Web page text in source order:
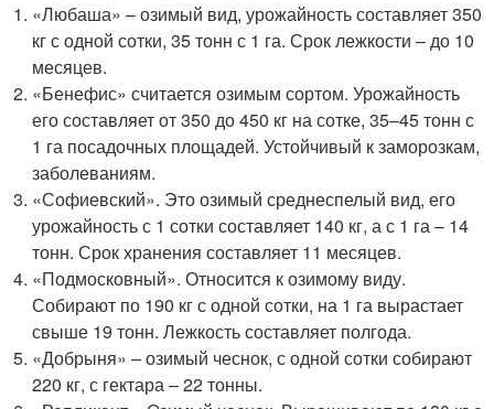
«Любаша» – озимый вид, урожайность составляет 350
кг с одной сотки, 35 тонн с 1 га. Срок лежкости – до 10
месяцев.
«Бенефис» считается озимым сортом. Урожайность
его составляет от 350 до 450 кг на сотке, 35–45 тонн с
1 га посадочных площадей. Устойчивый к заморозкам,
заболеваниям.
«Софиевский». Это озимый среднеспелый вид, его
урожайность с 1 сотки составляет 140 кг, а с 1 га – 14
тонн. Срок хранения составляет 11 месяцев.
«Подмосковный». Относится к озимому виду.
Собирают по 190 кг с одной сотки, на 1 га вырастает
свыше 19 тонн. Лежкость составляет полгода.
«Добрыня» – озимый чеснок, с одной сотки собирают
220 кг, с гектара – 22 тонны.